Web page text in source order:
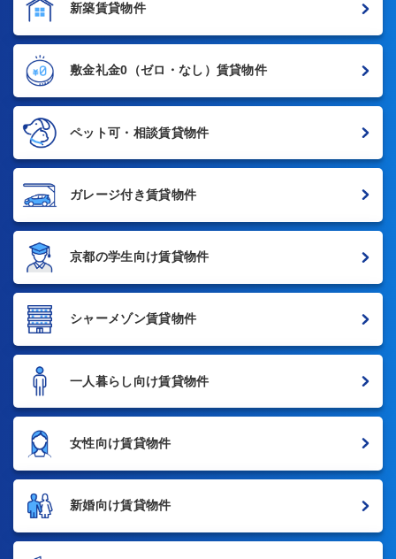
新築賃貸物件
敷金礼金0 （ゼロ・なし）賃貸物件
ペット可・相談賃貸物件
ガレージ付き賃貸物件
京都の学生向け賃貸物件
シャーメゾン賃貸物件
一人暮らし向け賃貸物件
女性向け賃貸物件
新婚向け賃貸物件